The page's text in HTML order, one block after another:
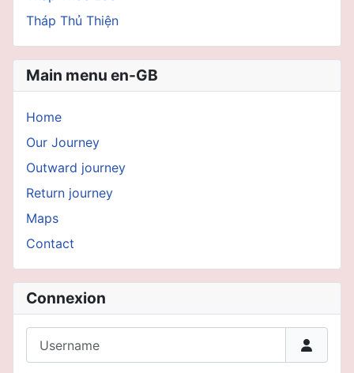
Tháp Thủ Thiện
Main menu en-GB
Home
Our Journey
Outward journey
Return journey
Maps
Contact
Connexion